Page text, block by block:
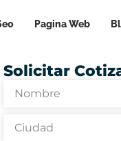
Pagina Web
Solicitar